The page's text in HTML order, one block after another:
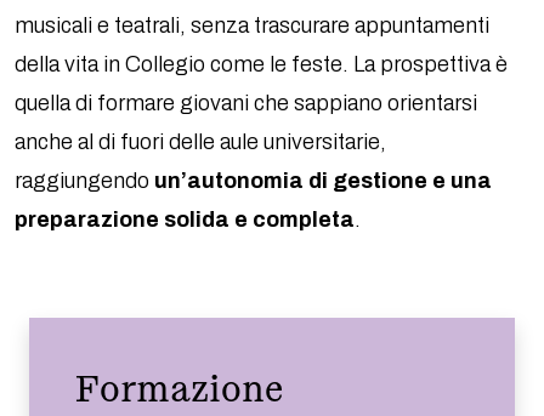
musicali e teatrali, senza trascurare appuntamenti
della vita in Collegio come le feste. La prospettiva è
quella di formare giovani che sappiano orientarsi
anche al di fuori delle aule universitarie,
raggiungendo un’autonomia di gestione e una
preparazione solida e completa.
Formazione